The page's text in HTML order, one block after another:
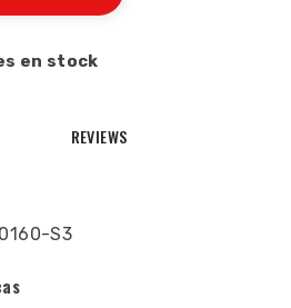
en stock
REVIEWS
S3